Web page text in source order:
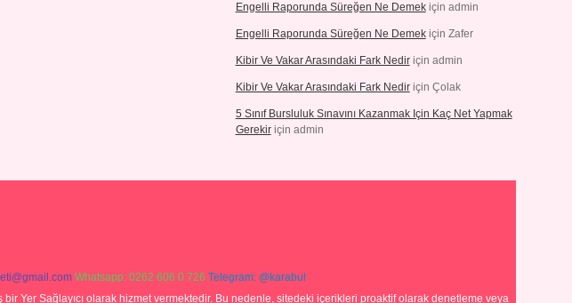
Engelli Raporunda Süreğen Ne Demekiçin admin
Engelli Raporunda Süreğen Ne Demekiçin Zafer
Kibir Ve Vakar Arasındaki Fark Nediriçin admin
Kibir Ve Vakar Arasındaki Fark Nediriçin Çolak
5 Sınıf Bursluluk Sınavını Kazanmak Için Kaç Net Yapmak
Gerekiriçin admin
Whatsapp: 0262 606 0 726 Telegram: @karabul
Yer Sağlayıcı olarak hizmet vermektedir. Bu nedenle, sitedeki içerikleri proaktif olarak denetleme veya